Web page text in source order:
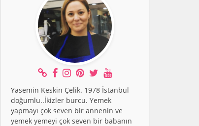
Yasemin Keskin Çelik. 1978 İstanbul
doğumlu..İkizler burcu. Yemek
yapmayı çok seven bir annenin ve
yemek yemeyi çok seven bir babanın